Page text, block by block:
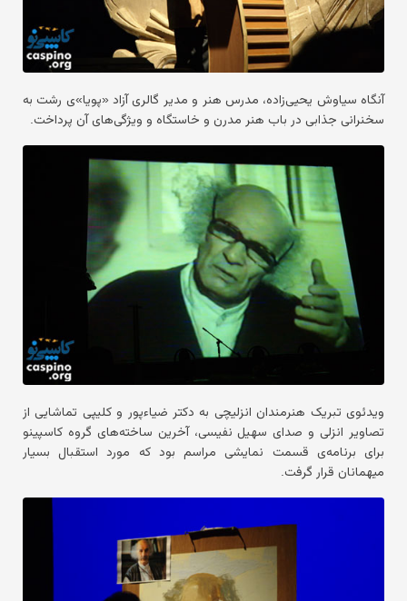
آنگاه سیاوش یحیی‌زاده، مدرس هنر و مدیر گالری آزاد «پویا»ی رشت به
سخنرانی جذابی در باب هنر مدرن و خاستگاه و ویژگی‌های آن پرداخت.
ویدئوی تبریک هنرمندان انزلیچی به دکتر ضیاءپور و کلیپی تماشایی از
تصاویر انزلی و صدای سهیل نفیسی، آخرین ساخته‌های گروه کاسپینو
برای برنامه‌ی قسمت نمایشی مراسم بود که مورد استقبال بسیار
میهمانان قرار گرفت.